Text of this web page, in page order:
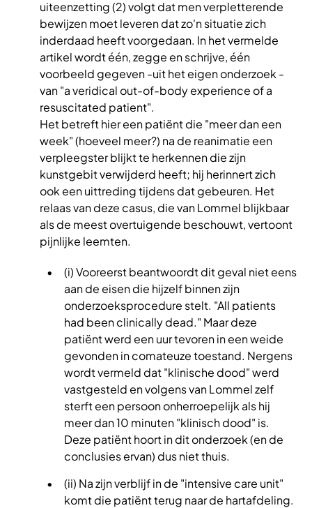
uiteenzetting (2) volgt dat men verpletterende
bewijzen moet leveren dat zo'n situatie zich
inderdaad heeft voorgedaan. In het vermelde
artikel wordt één, zegge en schrijve, één
voorbeeld gegeven -uit het eigen onderzoek -
van "a veridical out-of-body experience of a
resuscitated patient".
Het betreft hier een patiënt die "meer dan een
week" (hoeveel meer?) na de reanimatie een
verpleegster blijkt te herkennen die zijn
kunstgebit verwijderd heeft; hij herinnert zich
ook een uittreding tijdens dat gebeuren. Het
relaas van deze casus, die van Lommel blijkbaar
als de meest overtuigende beschouwt, vertoont
pijnlijke leemten.
(i) Vooreerst beantwoordt dit geval niet eens
aan de eisen die hijzelf binnen zijn
onderzoeksprocedure stelt. "All patients
had been clinically dead." Maar deze
patiënt werd een uur tevoren in een weide
gevonden in comateuze toestand. Nergens
wordt vermeld dat "klinische dood" werd
vastgesteld en volgens van Lommel zelf
sterft een persoon onherroepelijk als hij
meer dan 10 minuten "klinisch dood" is.
Deze patiënt hoort in dit onderzoek (en de
conclusies ervan) dus niet thuis.
(ii) Na zijn verblijf in de "intensive care unit"
komt die patiënt terug naar de hartafdeling.